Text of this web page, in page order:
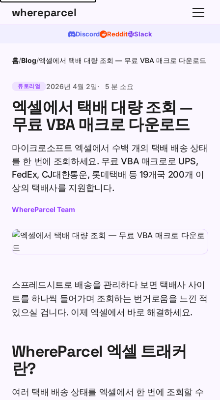
whereparcel
Discord Reddit Slack
홈/Blog/엑셀에서 택배 대량 조회 — 무료 VBA 매크로 다운로드
튜토리얼 2026년 4월 2일 5 분 소요
엑셀에서 택배 대량 조회 —
무료 VBA 매크로 다운로드
마이크로소프트 엑셀에서 수백 개의 택배 배송 상태
를 한 번에 조회하세요. 무료 VBA 매크로로 UPS,
FedEx, CJ대한통운, 롯데택배 등 19개국 200개 이
상의 택배사를 지원합니다.
WhereParcel Team
스프레드시트로 배송을 관리하다 보면 택배사 사이
트를 하나씩 들어가며 조회하는 번거로움을 느낀 적
있으실 겁니다. 이제 엑셀에서 바로 해결하세요.
WhereParcel 엑셀 트래커
란?
여러 택배 배송 상태를 엑셀에서 한 번에 조회할 수